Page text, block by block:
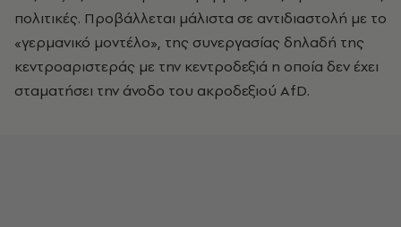
πολιτικές. Προβάλλεται μάλιστα σε αντιδιαστολή με το
«γερμανικό μοντέλο», της συνεργασίας δηλαδή της
κεντροαριστεράς με την κεντροδεξιά η οποία δεν έχει
σταματήσει την άνοδο του ακροδεξιού AfD.